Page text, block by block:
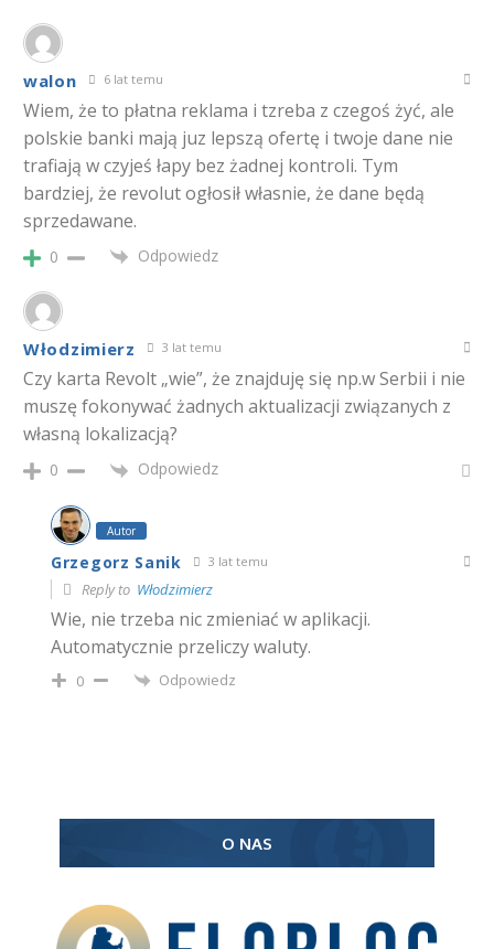
walon 6 lat temu
Wiem, że to płatna reklama i tzreba z czegoś żyć, ale
polskie banki mają juz lepszą ofertę i twoje dane nie
trafiają w czyjeś łapy bez żadnej kontroli. Tym
bardziej, że revolut ogłosił własnie, że dane będą
sprzedawane.
0 Odpowiedz
Włodzimierz 3 lat temu
Czy karta Revolt „wie”, że znajduję się np.w Serbii i nie
muszę fokonywać żadnych aktualizacji związanych z
własną lokalizacją?
0 Odpowiedz
Autor
Grzegorz Sanik 3 lat temu
Reply to Włodzimierz
Wie, nie trzeba nic zmieniać w aplikacji.
Automatycznie przeliczy waluty.
0 Odpowiedz
O NAS